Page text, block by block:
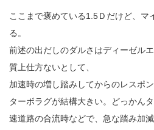
ここまで褒めている1.5Ｄだけど、マ
る。
前述の出だしのダルさはディーゼル
質上仕方ないとして、
加速時の増し踏みしてからのレスポ
ターボラグが結構大きい。どっかん
速道路の合流時などで、急な踏み加